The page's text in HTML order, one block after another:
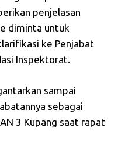
penjelasan
diminta untuk
ke Penjabat
Inspektorat.
sampai
sebagai
3 Kupang saat rapat